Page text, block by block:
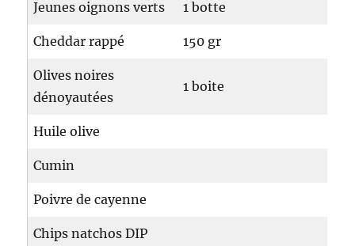
Jeunes oignons verts 1 botte
Cheddar rappé 150 gr
Olives noires
dénoyautées
1 boite
Huile olive
Cumin
Poivre de cayenne
Chips natchos DIP